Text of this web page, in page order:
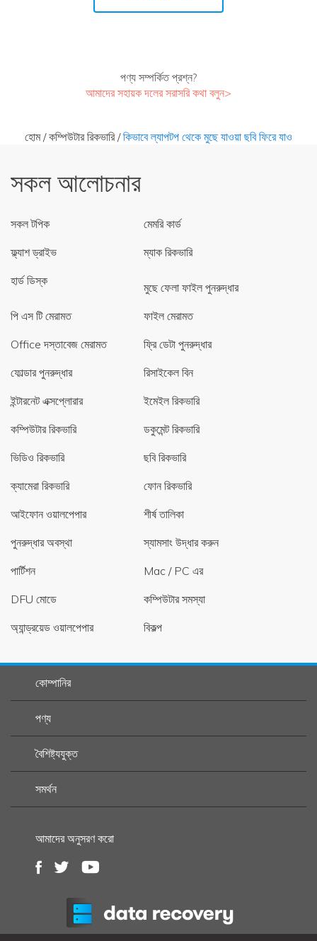
পণ্য সম্পর্কিত প্রশ্ন?
আমাদের সহায়ক দলের সরাসরি কথা বলুন>
হোম/কম্পিউটার রিকভারি/কিভাবে ল্যাপটপ থেকে মুছে যাওয়া ছবি ফিরে যাও
সকল আলোচনার
সকল টপিক
মেমরি কার্ড
ফ্ল্যাশ ড্রাইভ
ম্যাক রিকভারি
হার্ড ডিস্ক
মুছে ফেলা ফাইল পুনরুদ্ধার
পি এস টি মেরামত
ফাইল মেরামত
Office দস্তাবেজ মেরামত
ফ্রি ডেটা পুনরুদ্ধার
ফোল্ডার পুনরুদ্ধার
রিসাইকেল বিন
ইন্টারনেট এক্সপ্লোরার
ইমেইল রিকভারি
কম্পিউটার রিকভারি
ডকুমেন্ট রিকভারি
ভিডিও রিকভারি
ছবি রিকভারি
ক্যামেরা রিকভারি
ফোন রিকভারি
আইফোন ওয়ালপেপার
শীর্ষ তালিকা
পুনরুদ্ধার অবস্থা
স্যামসাং উদ্ধার করুন
পার্টিশন
Mac / PC এর
DFU মোডে
কম্পিউটার সমস্যা
অ্যান্ড্রয়েড ওয়ালপেপার
বিকল্প
কোম্পানির
পণ্য
বৈশিষ্ট্যযুক্ত
সমর্থন
আমাদের অনুসরণ করো